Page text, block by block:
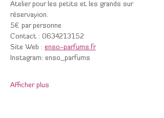
Atelier pour les petits et les grands sur
réservayion.
5€ par personne
Contact : 0634213152
Site Web : enso-parfums.fr
Instagram: enso_parfums
Afficher plus